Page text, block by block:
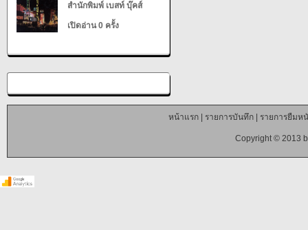
สำนักพิมพ์ เบสท์ บุ๊คส์
เปิดอ่าน 0 ครั้ง
หน้าแรก| รายการบันทึก| รายการยืมห
Copyright © 2013